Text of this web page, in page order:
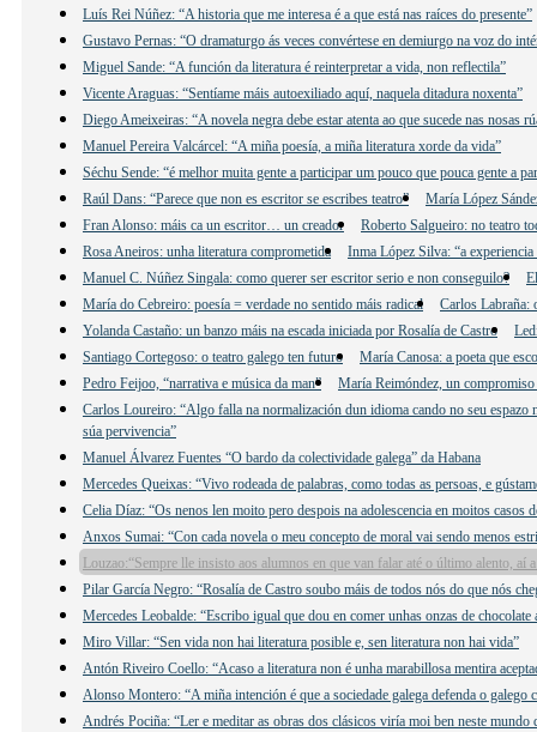
Luís Rei Núñez: “A historia que me interesa é a que está nas raíces do presente”
Gustavo Pernas: “O dramaturgo ás veces convértese en demiurgo na voz do
Miguel Sande: “A función da literatura é reinterpretar a vida, non reflectila”
Vicente Araguas: “Sentíame máis autoexiliado aquí, naquela ditadura noxenta”
Diego Ameixeiras: “A novela negra debe estar atenta ao que sucede nas nosas
Manuel Pereira Valcárcel: “A miña poesía, a miña literatura xorde da vida”
Séchu Sende: “é melhor muita gente a participar um pouco que pouca gente a
Raúl Dans: “Parece que non es escritor se escribes teatro”
María López
Fran Alonso: máis ca un escritor… un creador
Roberto Salgueiro: no teatro
Rosa Aneiros: unha literatura comprometida
Inma López Silva: “a
Manuel C. Núñez Singala: como querer ser escritor serio e non conseguilo?
María do Cebreiro: poesía = verdade no sentido máis radical
Carlos Labraña:
Yolanda Castaño: un banzo máis na escada iniciada por Rosalía de Castro
Santiago Cortegoso: o teatro galego ten futuro
María Canosa: a poeta que
Pedro Feijoo, “narrativa e música da man”
María Reimóndez, un compromiso
Carlos Loureiro: “Algo falla na normalización dun idioma cando no seu
súa pervivencia”
Manuel Álvarez Fuentes “O bardo da colectividade galega” da Habana
Mercedes Queixas: “Vivo rodeada de palabras, como todas as persoas, e
Celia Díaz: “Os nenos len moito pero despois na adolescencia en moitos casos
Anxos Sumai: “Con cada novela o meu concepto de moral vai sendo menos
Louzao:“Sempre lle insisto aos alumnos en que van falar até o último alento, aí
Pilar García Negro: “Rosalía de Castro soubo máis de todos nós do que nós
Mercedes Leobalde: “Escribo igual que dou en comer unhas onzas de chocolate
Miro Villar: “Sen vida non hai literatura posible e, sen literatura non hai vida”
Antón Riveiro Coello: “Acaso a literatura non é unha marabillosa mentira
Alonso Montero: “A miña intención é que a sociedade galega defenda o galego
Andrés Pociña: “Ler e meditar as obras dos clásicos viría moi ben neste mundo